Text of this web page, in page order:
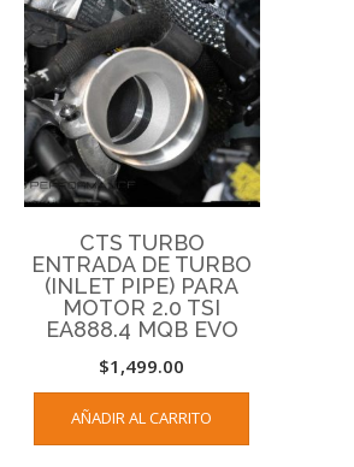
CTS TURBO
ENTRADA DE TURBO
(INLET PIPE) PARA
MOTOR 2.0 TSI
EA888.4 MQB EVO
$1,499.00
AÑADIR AL CARRITO